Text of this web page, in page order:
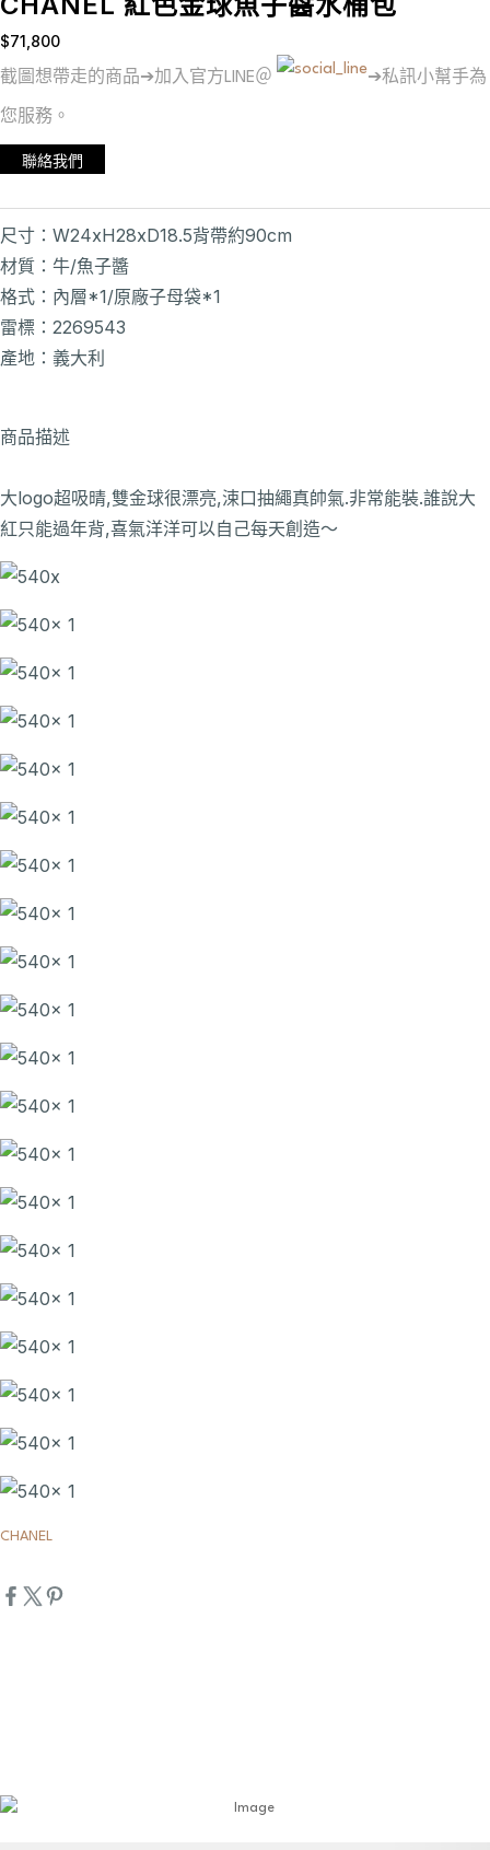
$71,800
截圖想帶走的商品➔加入官方LINE＠ ➔私訊小幫手為
您服務。
聯絡我們
尺寸：W24xH28xD18.5背帶約90cm
材質：牛/魚子醬
格式：內層*1/原廠子母袋*1
雷標：2269543
產地：義大利
商品描述
大logo超吸晴,雙金球很漂亮,涑口抽繩真帥氣.非常能裝.誰說大
紅只能過年背,喜氣洋洋可以自己每天創造～
CHANEL